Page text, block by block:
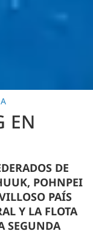
EN
DE
POHNPEI
PAÍS
Y LA FLOTA
SEGUNDA